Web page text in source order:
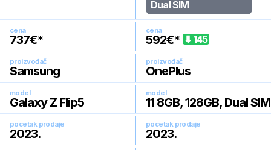
Dual SIM
cena
737€*
cena
592€* 145
proizvođač
Samsung
proizvođač
OnePlus
model
Galaxy Z Flip5
model
11 8GB, 128GB, Dual SIM
pocetak prodaje
2023.
pocetak prodaje
2023.